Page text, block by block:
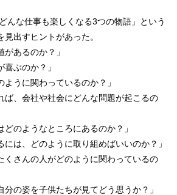
んな仕事も楽しくなる3つの物語」という
出すヒントがあった。
があるのか？」
喜ぶのか？」
ように関わっているのか？」
ば、会社や社会にどんな問題が起こるの
どのようなところにあるのか？」
には、どのように取り組めばいいのか？」
くさんの人がどのように関わっているの
分の姿を子供たちが見てどう思うか？」